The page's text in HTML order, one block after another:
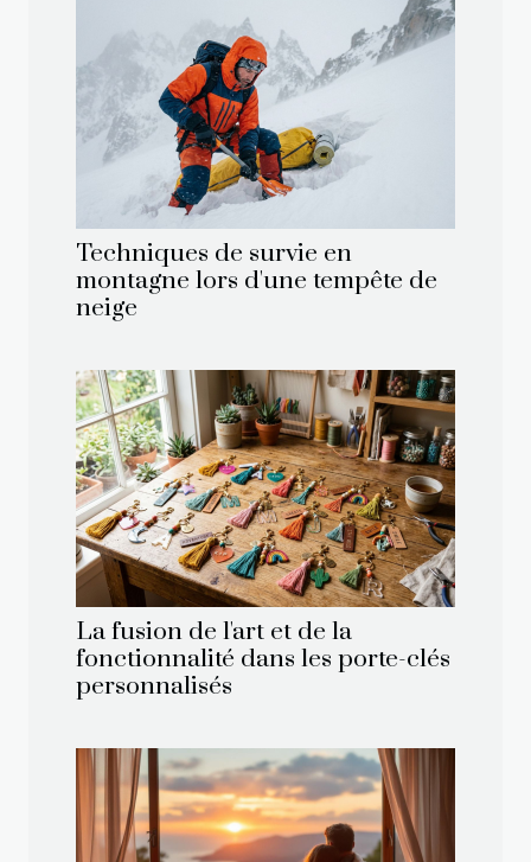
Techniques de survie en
montagne lors d'une tempête de
neige
La fusion de l'art et de la
fonctionnalité dans les porte-clés
personnalisés